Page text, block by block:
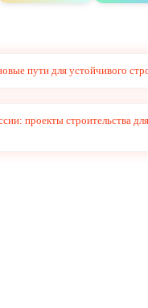
пути для устойчивого
проекты строительства